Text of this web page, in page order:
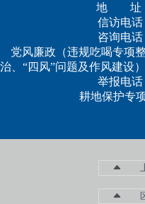
地 址：
信访电话
咨询电话
党风廉政（违规吃喝专项
治、“四风”问题及作风建设）
举报电话
耕地保护专